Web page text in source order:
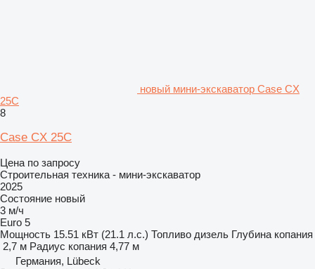
новый мини-экскаватор Case CX
25C
8
Case CX 25C
Цена по запросу
Строительная техника - мини-экскаватор
2025
Состояние новый
3 м/ч
Euro 5
Мощность 15.51 кВт (21.1 л.с.) Топливо дизель Глубина копания
2,7 м Радиус копания 4,77 м
Германия, Lübeck